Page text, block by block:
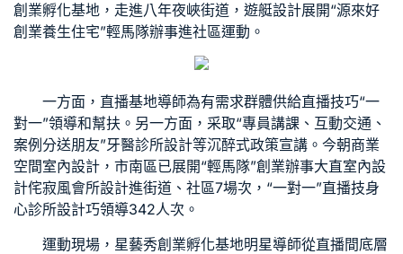
創業孵化基地，走進八年夜峽街道， 遊艇設計展開“源來好
創業養生住宅”輕馬隊辦事進社區運動。
一方面，直播基地導師為有需求群體供給直播技巧“一
對一”領導和幫扶。另一方面，采取“專員講課、互動交通、
案例分送朋友”牙醫診所設計等沉醉式政策宣講。今朝商業
空間室內設計 ，市南區已展開“輕馬隊”創業辦事大直室內設
計侘寂風會所設計進街道、社區7場次，“一對一”直播技身
心診所設計巧領導342人次。
運動現場，星藝秀創業孵化基地明星導師從直播間底層